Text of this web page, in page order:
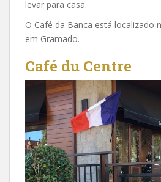
levar para casa.
O Café da Banca está localizado
em Gramado.
Café du Centre